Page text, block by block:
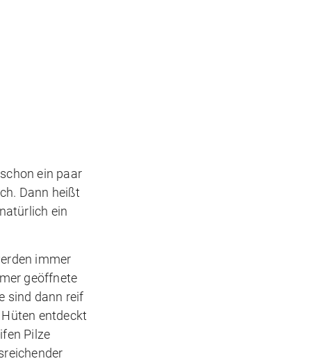
ein paar
Dann heißt
ein
immer
geöffnete
sind dann reif
entdeckt
Pilze